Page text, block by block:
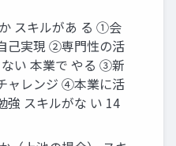
スキルがあ る ①会
己実現 ②専門性の活
い 本業で やる ③新
ャレンジ ④本業に活
強 スキルがな い 14